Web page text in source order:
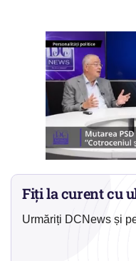
Fiți la curent cu
Urmăriți DCNews și